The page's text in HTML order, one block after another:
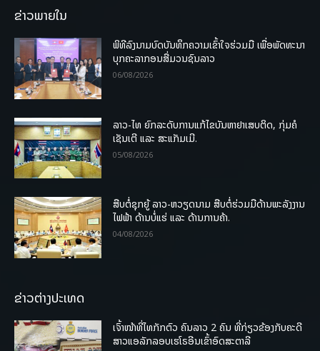
ຂ່າວພາຍໃນ
ພິທີລົງນາມບົດບັນທຶກຄວາມເຂົ້າໃຈຮ່ວມມື ເພື່ອພັດທະນາ
ບຸກຄະລາກອນສື່ມວນຊົນລາວ
06/08/2026
ລາວ-ໄທ ຍົກລະດັບການແກ້ໄຂບັນຫາຢາເສບຕິດ, ກຸ່ມຄໍ
ເຊັນເຕີ ແລະ ສະແກັມເມີ.
05/08/2026
ສືບຕໍ່ຊຸກຍູ້ ລາວ-ຫວຽດນາມ ສືບຕໍ່ຮ່ວມມືດ້ານພະລັງງານ
ໄຟຟ້າ ດ້ານບໍ່ແຮ່ ແລະ ດ້ານການຄ້າ.
04/08/2026
ຂ່າວຕ່າງປະເທດ
ເຈົ້າໜ້າທີ່ໄທກັກຕົວ ຄົນລາວ 2 ຄົນ ທີ່ກ່ຽວຂ້ອງກັບຄະດີ
ສາວແອລັກລອບເຮໂຣອີນເຂົ້າອົດສະຕາລີ